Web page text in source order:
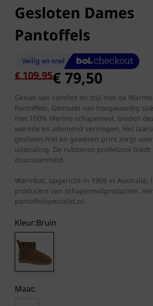
Gesloten Dames
Pantoffels
€109,95
Oorspronkelijke
was:
€ 109,95.
€ 79,50
Huidige
is:
€ 79,50.
Geniet van comfort en stijl met de
Pantoffels. Gemaakt van hoogwaardig
met 100% Merino schapenwol, bieden
warmte en ademend vermogen. Het
gesloten hiel en geweven print zorgt
uitstraling. De rubberen profielzool biedt
duurzaamheid.
Warmbat, opgericht in 1969 in Australië,
producent van schapenwolproducten.
pantoffelspecialist.nl.
Kleur: bruin
Maat: